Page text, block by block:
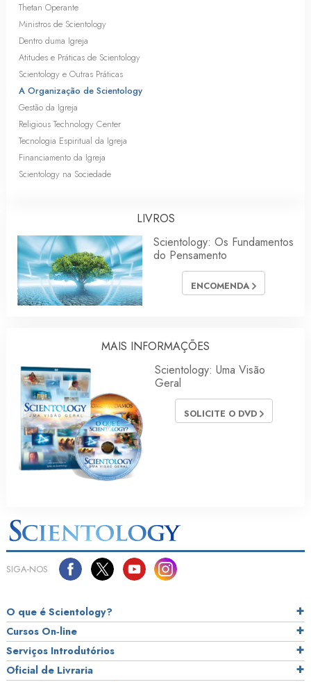
Thetan Operante
Ministros de Scientology
Dentro duma Igreja
Atitudes e Práticas de Scientology
Scientology e Outras Práticas
A Organização de Scientology
Gestão da Igreja
Religious Technology Center
Tecnologia Espiritual da Igreja
Financiamento da Igreja
Scientology na Sociedade
LIVROS
Scientology: Os Fundamentos
do Pensamento
ENCOMENDA
MAIS INFORMAÇÕES
Scientology: Uma Visão
Geral
SOLICITE O DVD
SIGA‑NOS
O que é Scientology?
Cursos On‑line
Serviços Introdutórios
Oficial de Livraria